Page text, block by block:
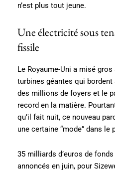
n’est plus tout jeune.
Une électricité sous
fissile
Le Royaume-Uni a misé
turbines géantes qui
des millions de foyers et le
record en la matière.
qu’il fait nuit, ce nouveau
une certaine “mode” dans le
35 milliards d’euros de
annoncés en juin, pour